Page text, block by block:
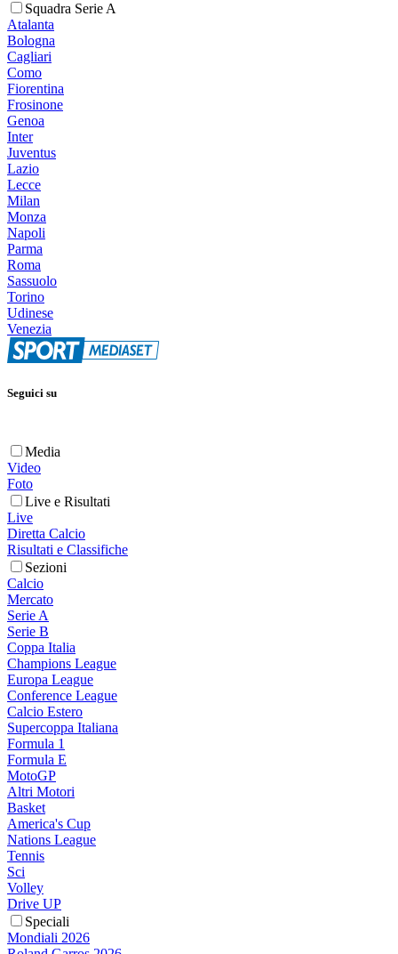
Squadra Serie A
Atalanta
Bologna
Cagliari
Como
Fiorentina
Frosinone
Genoa
Inter
Juventus
Lazio
Lecce
Milan
Monza
Napoli
Parma
Roma
Sassuolo
Torino
Udinese
Venezia
Seguici su
Media
Video
Foto
Live e Risultati
Live
Diretta Calcio
Risultati e Classifiche
Sezioni
Calcio
Mercato
Serie A
Serie B
Coppa Italia
Champions League
Europa League
Conference League
Calcio Estero
Supercoppa Italiana
Formula 1
Formula E
MotoGP
Altri Motori
Basket
America's Cup
Nations League
Tennis
Sci
Volley
Drive UP
Speciali
Mondiali 2026